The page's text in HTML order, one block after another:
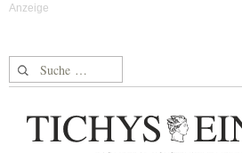
Suche nach: